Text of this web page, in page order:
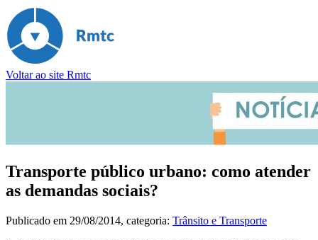
Voltar ao site Rmtc
Transporte público urbano: como atender
as demandas sociais?
Publicado em 29/08/2014, categoria: Trânsito e Transporte